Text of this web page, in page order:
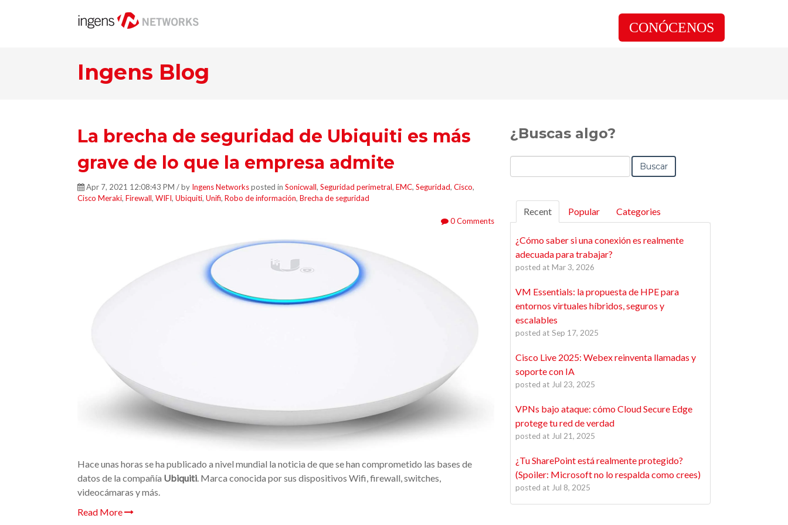
CONÓCENOS
Ingens Blog
La brecha de seguridad de Ubiquiti es más
grave de lo que la empresa admite
Apr 7, 2021 12:08:43 PM / by Ingens Networksposted in Sonicwall, Seguridad perimetral, EMC, Seguridad, Cisco,
Cisco Meraki, Firewall, WIFI, Ubiquiti, Unifi, Robo de información, Brecha de seguridad
0 Comments
Hace unas horas se ha publicado a nivel mundial la noticia de que se han comprometido las bases de
datos de la compañía Ubiquiti. Marca conocida por sus dispositivos Wifi, firewall, switches,
videocámaras y más.
Read More
¿Buscas algo?
Buscar
Recent Popular Categories
¿Cómo saber si una conexión es realmente
adecuada para trabajar?
posted at Mar 3, 2026
VM Essentials: la propuesta de HPE para
entornos virtuales híbridos, seguros y
escalables
posted at Sep 17, 2025
Cisco Live 2025: Webex reinventa llamadas y
soporte con IA
posted at Jul 23, 2025
VPNs bajo ataque: cómo Cloud Secure Edge
protege tu red de verdad
posted at Jul 21, 2025
¿Tu SharePoint está realmente protegido?
(Spoiler: Microsoft no lo respalda como crees)
posted at Jul 8, 2025